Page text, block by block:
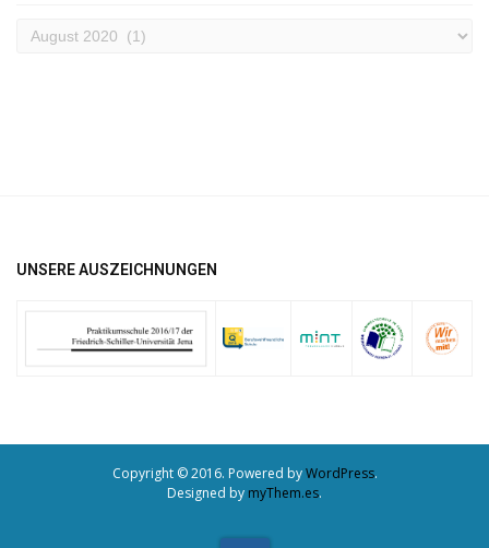
Archiv
UNSERE AUSZEICHNUNGEN
Copyright © 2016. Powered byWordPress.
Designed by myThem.es.